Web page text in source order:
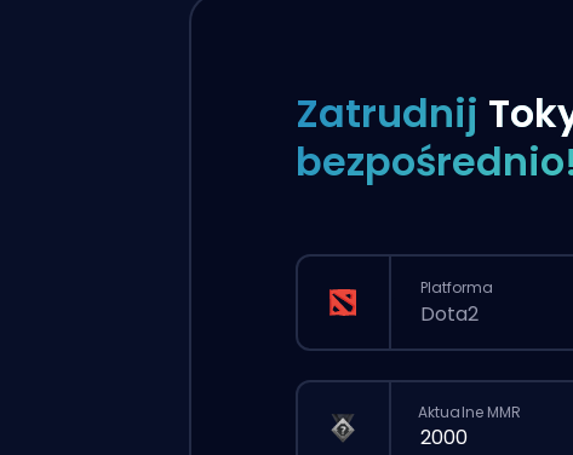
Zatrudnij
Platforma
Dota2
Aktualne MMR